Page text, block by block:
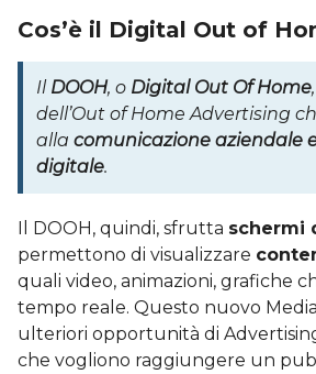
Cos’è il Digital Out of
Il DOOH, o Digital Out Of Home
dell’Out of Home Advertising
alla comunicazione aziendale
digitale.
Il DOOH, quindi, sfrutta schermi
permettono di visualizzare
quali video, animazioni, grafiche
tempo reale. Questo nuovo
ulteriori opportunità di
che vogliono raggiungere un